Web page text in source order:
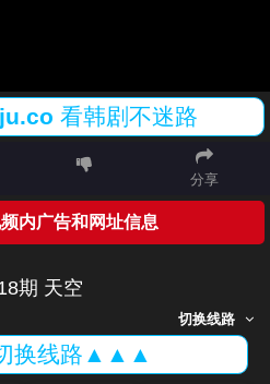
看韩剧不迷路
分享
内广告和网址信息
期 天空
切换线路
换线路▲▲▲